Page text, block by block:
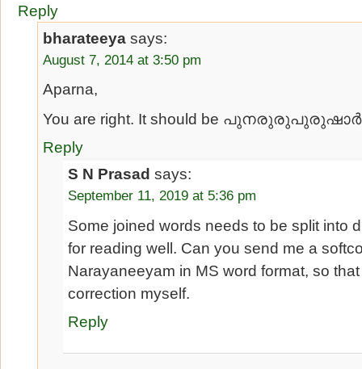
Reply
bharateeya says:
August 7, 2014 at 3:50 pm
Aparna,
You are right. It should be
Reply
S N Prasad says:
September 11, 2019 at 5:36 pm
Some joined words needs to be split into
for reading well. Can you send me a
Narayaneeyam in MS word format, so
correction myself.
Reply